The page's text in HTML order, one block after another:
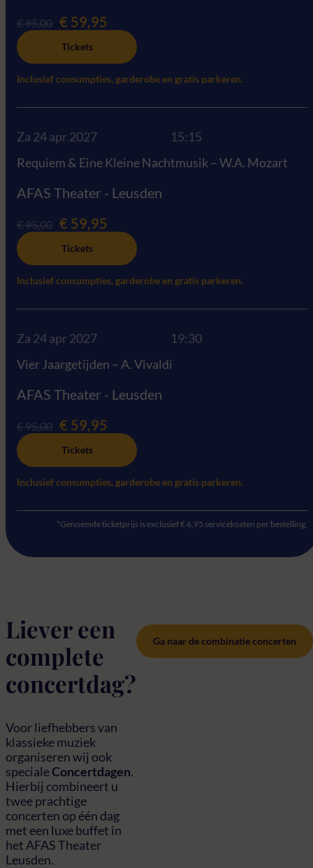
€ 95,00 € 59,95
Tickets
Inclusief consumpties, garderobe en gratis parkeren.
Za 24 apr 2027
15:15
Requiem & Eine Kleine Nachtmusik – W.A. Mozart
AFAS Theater - Leusden
€ 95,00 € 59,95
Tickets
Inclusief consumpties, garderobe en gratis parkeren.
Za 24 apr 2027
19:30
Vier Jaargetijden – A. Vivaldi
AFAS Theater - Leusden
€ 95,00 € 59,95
Tickets
Inclusief consumpties, garderobe en gratis parkeren.
*Genoemde ticketprijs is exclusief € 6,95 servicekosten per bestelling.
Liever een
complete
concertdag?
Voor liefhebbers van
klassieke muziek
organiseren wij ook
specialeConcertdagen.
Hierbij combineert u
twee prachtige
concerten op één dag
met een luxe buffet in
het AFAS Theater
Leusden.
Ga naar de combinatie concerten